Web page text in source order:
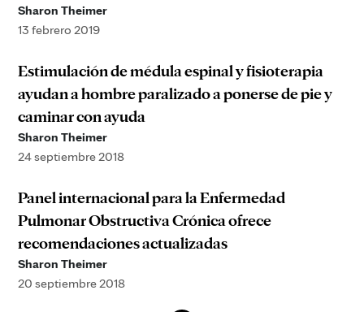
Sharon Theimer
13 febrero 2019
Estimulación de médula espinal y fisioterapia
ayudan a hombre paralizado a ponerse de pie y
caminar con ayuda
Sharon Theimer
24 septiembre 2018
Panel internacional para la Enfermedad
Pulmonar Obstructiva Crónica ofrece
recomendaciones actualizadas
Sharon Theimer
20 septiembre 2018